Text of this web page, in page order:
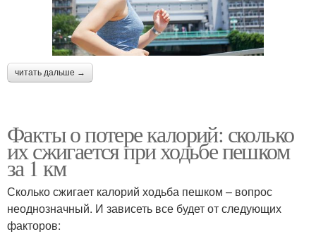
читать дальше →
Факты о потере калорий: сколько
их сжигается при ходьбе пешком
за 1 км
Сколько сжигает калорий ходьба пешком – вопрос
неоднозначный. И зависеть все будет от следующих
факторов: